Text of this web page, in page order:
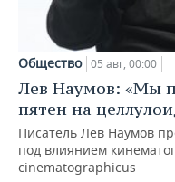
Общество 05 авг, 00:00
Лев Наумов: «Мы
пятен на
Писатель Лев Наумов
под влиянием
cinematographicus